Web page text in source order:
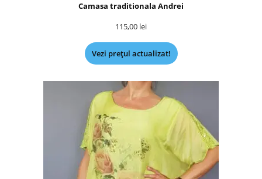
Camasa traditionala Andrei
115,00 lei
Vezi prețul actualizat!